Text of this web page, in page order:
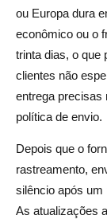
ou Europa dura
econômico ou o
trinta dias, o que
clientes não
entrega precisas
política de envio.
Depois que o
rastreamento,
silêncio após um
As atualizações